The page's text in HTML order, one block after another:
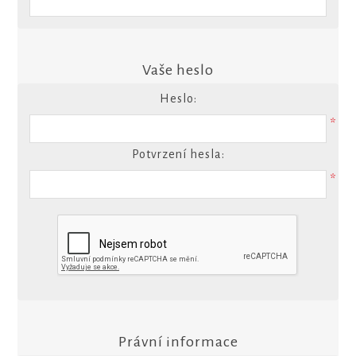
Vaše heslo
Heslo:
*
Potvrzení hesla:
*
Právní informace